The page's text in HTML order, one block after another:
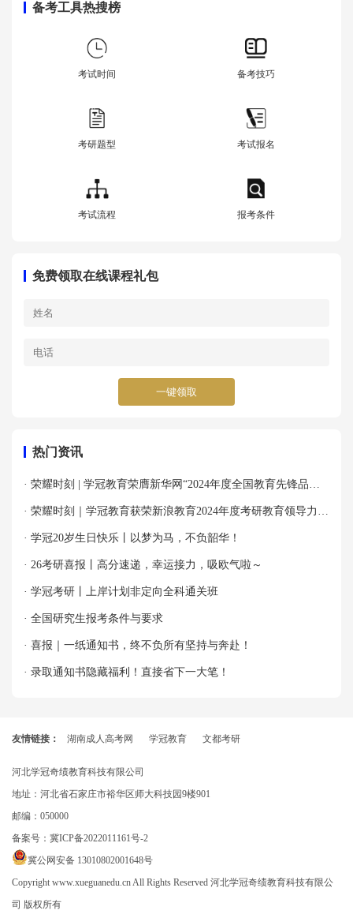
备考工具热搜榜
考试时间 备考技巧
考研题型 考试报名
考试流程 报考条件
免费领取在线课程礼包
一键领取
热门资讯
· 荣耀时刻 | 学冠教育荣膺新华网“2024年度全国教育先锋品牌
优秀案例”殊荣！
· 荣耀时刻｜学冠教育获荣新浪教育2024年度考研教育领导力品
牌！
· 学冠20岁生日快乐丨以梦为马，不负韶华！
· 26考研喜报丨高分速递，幸运接力，吸欧气啦～
· 学冠考研丨上岸计划非定向全科通关班
· 全国研究生报考条件与要求
· 喜报｜一纸通知书，终不负所有坚持与奔赴！
· 录取通知书隐藏福利！直接省下一大笔！
友情链接： 湖南成人高考网 学冠教育 文都考研
河北学冠奇绩教育科技有限公司
地址：河北省石家庄市裕华区师大科技园9楼901
邮编：050000
备案号： 冀ICP备2022011161号-2
冀公网安备 13010802001648号
Copyright www.xueguanedu.cn All Rights Reserved 河北学冠奇绩教育科技有限公
司 版权所有